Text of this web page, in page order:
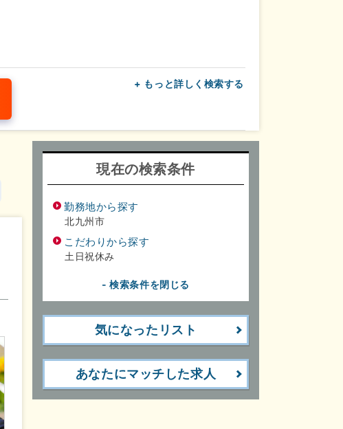
+ もっと詳しく検索する
現在の検索条件
勤務地から探す
北九州市
こだわりから探す
土日祝休み
- 検索条件を閉じる
気になったリスト
あなたにマッチした求人